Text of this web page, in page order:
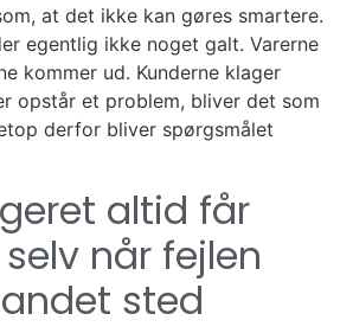
at det ikke kan gøres smartere.
egentlig ikke noget galt. Varerne
kommer ud. Kunderne klager
opstår et problem, bliver det som
derfor bliver spørgsmålet
altid får
når fejlen
sted